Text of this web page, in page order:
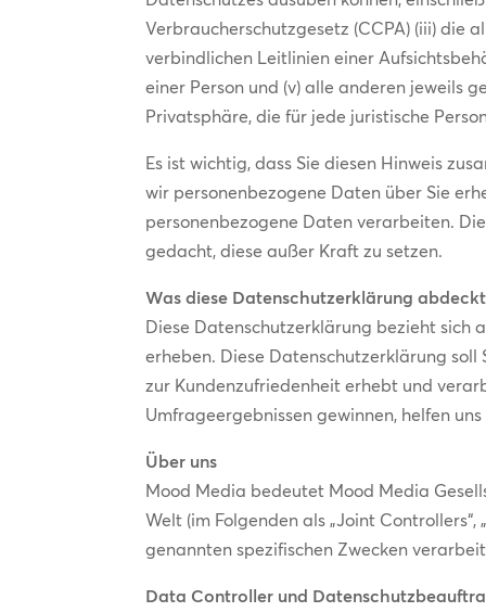
Verbraucherschutzgesetz (CCPA) (iii) die
verbindlichen Leitlinien einer
einer Person und (v) alle anderen jeweils
Privatsphäre, die für jede juristische
Es ist wichtig, dass Sie diesen Hinweis
wir personenbezogene Daten über Sie
personenbezogene Daten verarbeiten.
gedacht, diese außer Kraft zu setzen.
Was diese Datenschutzerklärung abdeckt
Diese Datenschutzerklärung bezieht sich
erheben. Diese Datenschutzerklärung
zur Kundenzufriedenheit erhebt und
Umfrageergebnissen gewinnen, helfen
Über uns
Mood Media bedeutet Mood Media
Welt (im Folgenden als „Joint
genannten spezifischen Zwecken
Data Controller und